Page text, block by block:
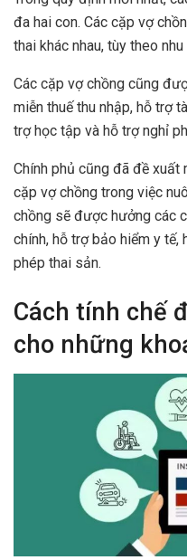
đa hai con. Các cặp vợ
thai khác nhau, tùy theo
Các cặp vợ chồng cũng
miễn thuế thu nhập, hỗ trợ
trợ học tập và hỗ trợ nghỉ
Chính phủ cũng đã đề
cặp vợ chồng trong việc
chồng sẽ được hưởng các
chính, hỗ trợ bảo hiểm y
phép thai sản.
Cách tính chế
cho những